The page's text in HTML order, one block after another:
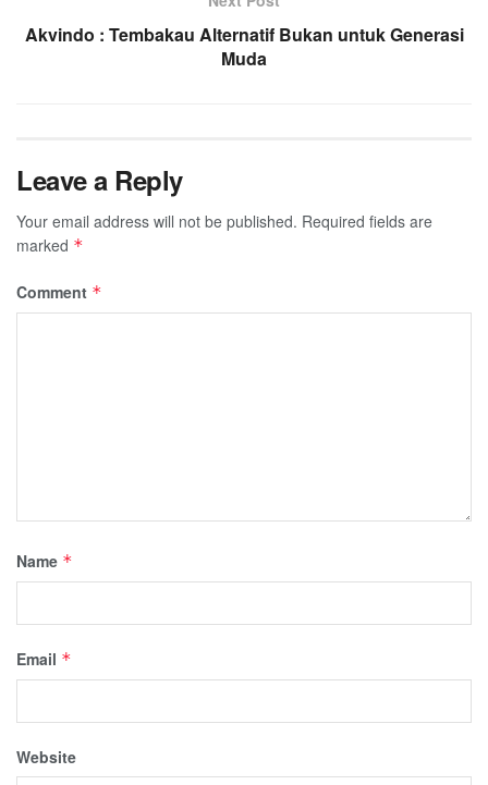
Akvindo : Tembakau Alternatif Bukan untuk Generasi
Muda
Leave a Reply
Your email address will not be published. Required fields are
marked *
Comment *
Name *
Email *
Website